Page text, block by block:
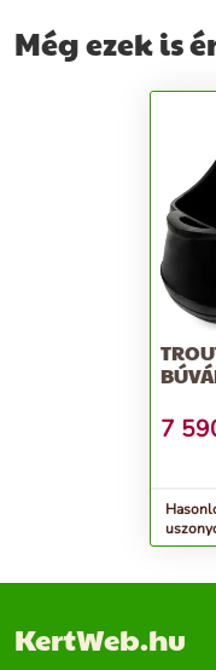
Még ezek is
7
KertWeb.hu